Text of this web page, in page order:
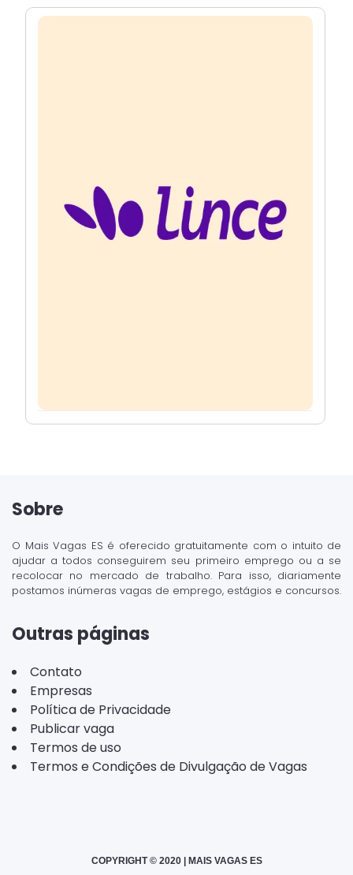
Sobre
O Mais Vagas ES é oferecido gratuitamente com o intuito de
ajudar a todos conseguirem seu primeiro emprego ou a se
recolocar no mercado de trabalho. Para isso, diariamente
postamos inúmeras vagas de emprego, estágios e concursos.
Outras páginas
Contato
Empresas
Política de Privacidade
Publicar vaga
Termos de uso
Termos e Condições de Divulgação de Vagas
COPYRIGHT © 2020 | MAIS VAGAS ES